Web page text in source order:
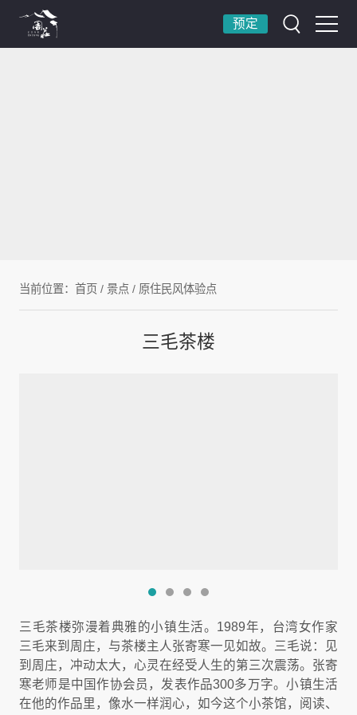
预定
当前位置： 首页 / 景点 / 原住民风体验点
三毛茶楼
三毛茶楼弥漫着典雅的小镇生活。1989年，台湾女作家
三毛来到周庄，与茶楼主人张寄寒一见如故。三毛说：见
到周庄，冲动太大，心灵在经受人生的第三次震荡。张寄
寒老师是中国作协会员，发表作品300多万字。小镇生活
在他的作品里，像水一样润心，如今这个小茶馆，阅读、